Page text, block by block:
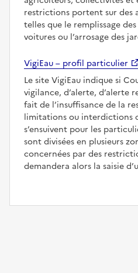
restrictions portent sur des
telles que le remplissage
voitures ou l’arrosage des
VigiEau – profil particulier
Le site VigiEau indique si
vigilance, d’alerte, d’alerte
fait de l’insuffisance de la
limitations ou interdictions
s’ensuivent pour les
sont divisées en plusieurs
concernées par des
demandera alors la saisie